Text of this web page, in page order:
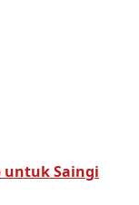
untuk Saingi